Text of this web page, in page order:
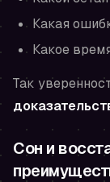
Какая
Какое
Так
Сон и